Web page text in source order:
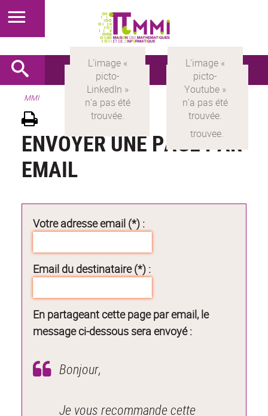
MMI
ENVOYER UNE PAGE PAR
EMAIL
Votre adresse email (*) :
Email du destinataire (*) :
En partageant cette page par email, le
message ci-dessous sera envoyé :
Bonjour,
Je vous recommande cette